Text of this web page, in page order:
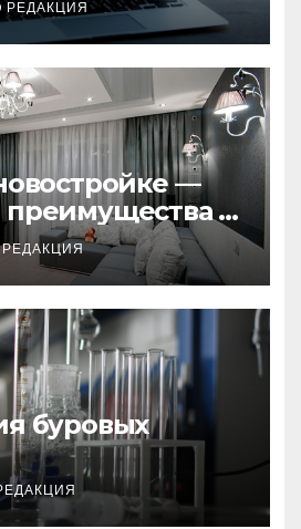
РЕДАКЦИЯ
—
и
под
специалиста
РЕДАКЦИЯ
буровых